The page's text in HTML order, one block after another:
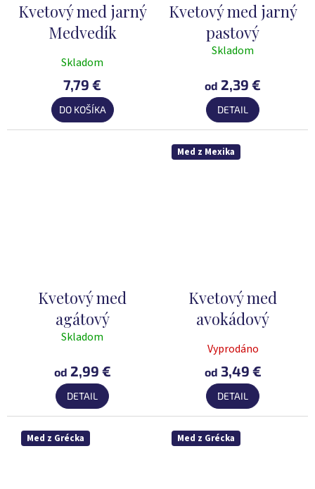
Kvetový med jarný
Medvedík
Skladom
7,79 €
DO KOŠÍKA
Kvetový med jarný
pastový
Priemerné
produktu
z
hviezdičiek.
Skladom
od 2,39 €
DETAIL
Kvetový med
agátový
Priemerné
produktu
z
hviezdičiek.
Skladom
od 2,99 €
DETAIL
Med z Mexika
Kvetový med
avokádový
Vyprodáno
od 3,49 €
DETAIL
Med z Grécka Med z Grécka